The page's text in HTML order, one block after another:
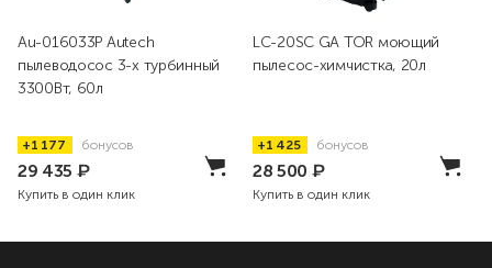
Au-016033P Autech
пылеводосос 3-х турбинный
3300Вт, 60л
+1 177 бонусов
29 435 ₽
Купить в один клик
LC-20SC GA TOR моющий
пылесос-химчистка, 20л
+1 425 бонусов
28 500 ₽
Купить в один клик